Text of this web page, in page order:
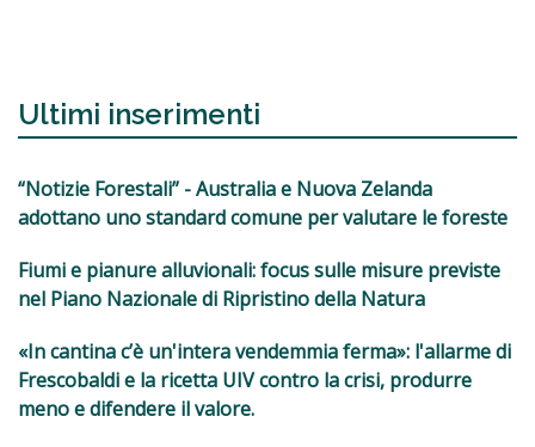
Ultimi inserimenti
“Notizie Forestali” - Australia e Nuova Zelanda
adottano uno standard comune per valutare le foreste
Fiumi e pianure alluvionali: focus sulle misure previste
nel Piano Nazionale di Ripristino della Natura
«In cantina c’è un'intera vendemmia ferma»: l'allarme di
Frescobaldi e la ricetta UIV contro la crisi, produrre
meno e difendere il valore.